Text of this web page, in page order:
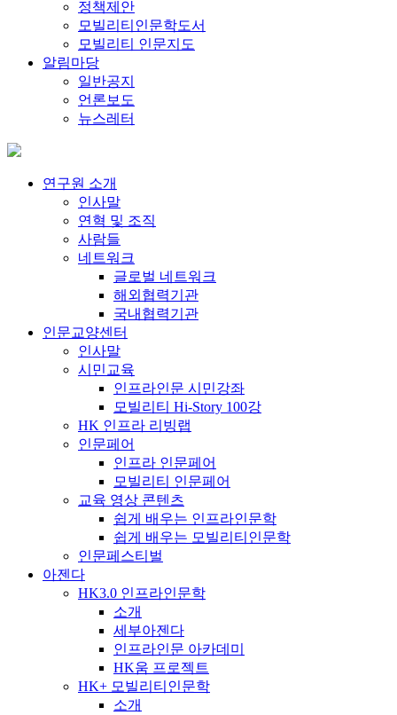
정책제안
모빌리티인문학도서
모빌리티 인문지도
알림마당
일반공지
언론보도
뉴스레터
연구원 소개
인사말
연혁 및 조직
사람들
네트워크
글로벌 네트워크
해외협력기관
국내협력기관
인문교양센터
인사말
시민교육
인프라인문 시민강좌
모빌리티 Hi-Story 100강
HK 인프라 리빙랩
인문페어
인프라 인문페어
모빌리티 인문페어
교육 영상 콘텐츠
쉽게 배우는 인프라인문학
쉽게 배우는 모빌리티인문학
인문페스티벌
아젠다
HK3.0 인프라인문학
소개
세부아젠다
인프라인문 아카데미
HK움 프로젝트
HK+ 모빌리티인문학
소개